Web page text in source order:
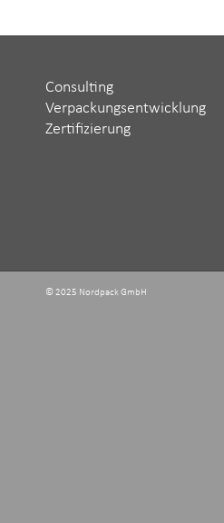
Consulting
Verpackungsentwicklung
Zertifizierung
© 2025 Nordpack GmbH ‬